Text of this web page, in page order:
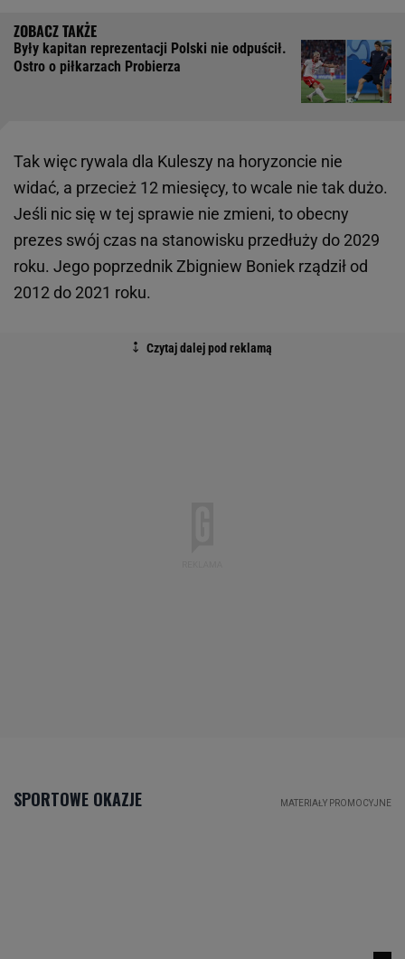
Były kapitan reprezentacji Polski nie odpuścił.
Ostro o piłkarzach Probierza
Tak więc rywala dla Kuleszy na horyzoncie nie
widać, a przecież 12 miesięcy, to wcale nie tak dużo.
Jeśli nic się w tej sprawie nie zmieni, to obecny
prezes swój czas na stanowisku przedłuży do 2029
roku. Jego poprzednik Zbigniew Boniek rządził od
2012 do 2021 roku.